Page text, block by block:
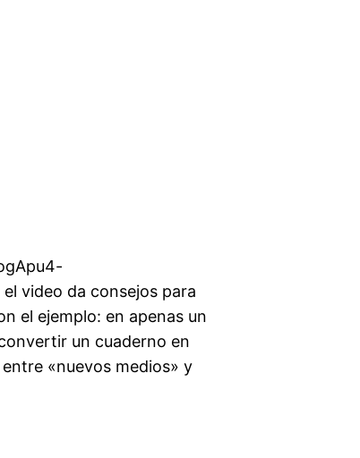
video da consejos para
el ejemplo: en apenas un
un cuaderno en
«nuevos medios» y